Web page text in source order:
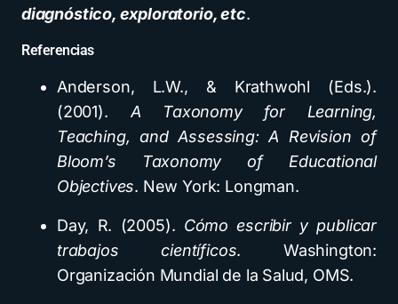
diagnóstico, exploratorio, etc.
Referencias
Anderson, L.W., & Krathwohl (Eds.).
(2001).A Taxonomy for Learning,
Teaching, and Assessing: A Revision of
Bloom’s Taxonomy of Educational
Objectives. New York: Longman.
Day, R. (2005). Cómo escribir y publicar
trabajos científicos. Washington:
Organización Mundial de la Salud, OMS.